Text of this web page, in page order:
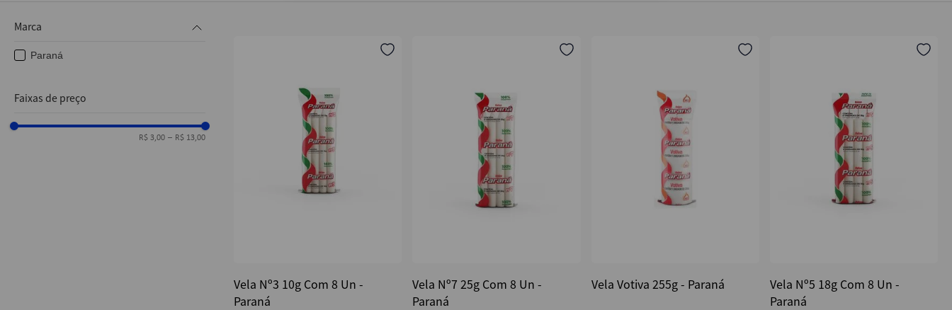
Marca
Paraná
Faixas de preço
R$ 3,00 – R$ 13,00
Vela Nº3 10g Com 8 Un -
Paraná
Vela Nº7 25g Com 8 Un -
Paraná
Vela Votiva 255g - Paraná
Vela Nº5 18g Com 8 Un -
Paraná